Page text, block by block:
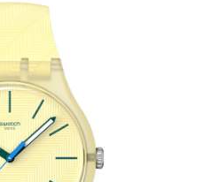
超商條碼／台灣大直營門市／銀行轉
路繳費。
司」（以下簡稱本公司）所提供，讓
品或服務，並由商店將買賣／分期付款
用本公司帳單繳交帳款。
之契約關係目的，商店將以您的個人
予台灣大哥大進項蒐集、處理及利用，
資料之確認、核對及更正。
：
https://oppay.tw/userRule
付」後，將跳轉至「AFTEE先享後付」
後，即可完成結帳。
通知簡訊。
擊此簡訊中的連結，可透過四大超商／
款，方視為交易完成。
刻繳費，但若您需要取消訂單，請聯絡
之訂單仍視為有效，需透過AFTEE先享
付 」之結帳頁面顯示為準，若有關於
等相關疑問，請聯繫「AFTEE先享後付
support/home
免運費
上)免運費
) 即日起不提供京站紙袋，取件時
場詢問